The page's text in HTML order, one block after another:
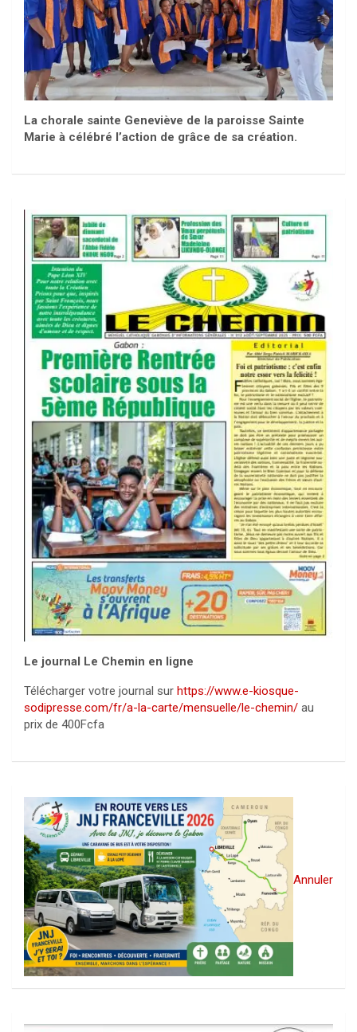
La chorale sainte Geneviève de la paroisse Sainte
Marie à célébré l’action de grâce de sa création.
Le journal Le Chemin en ligne
Télécharger votre journal sur https://www.e-kiosque-
sodipresse.com/fr/a-la-carte/mensuelle/le-chemin/ au
prix de 400Fcfa
Annuler